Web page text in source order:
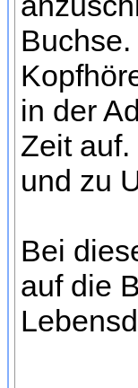
in der
Zeit
und zu
Bei
auf die